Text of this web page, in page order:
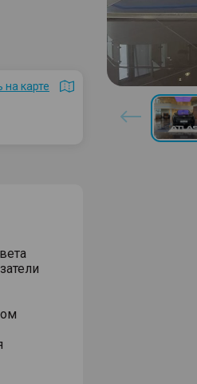
на карте